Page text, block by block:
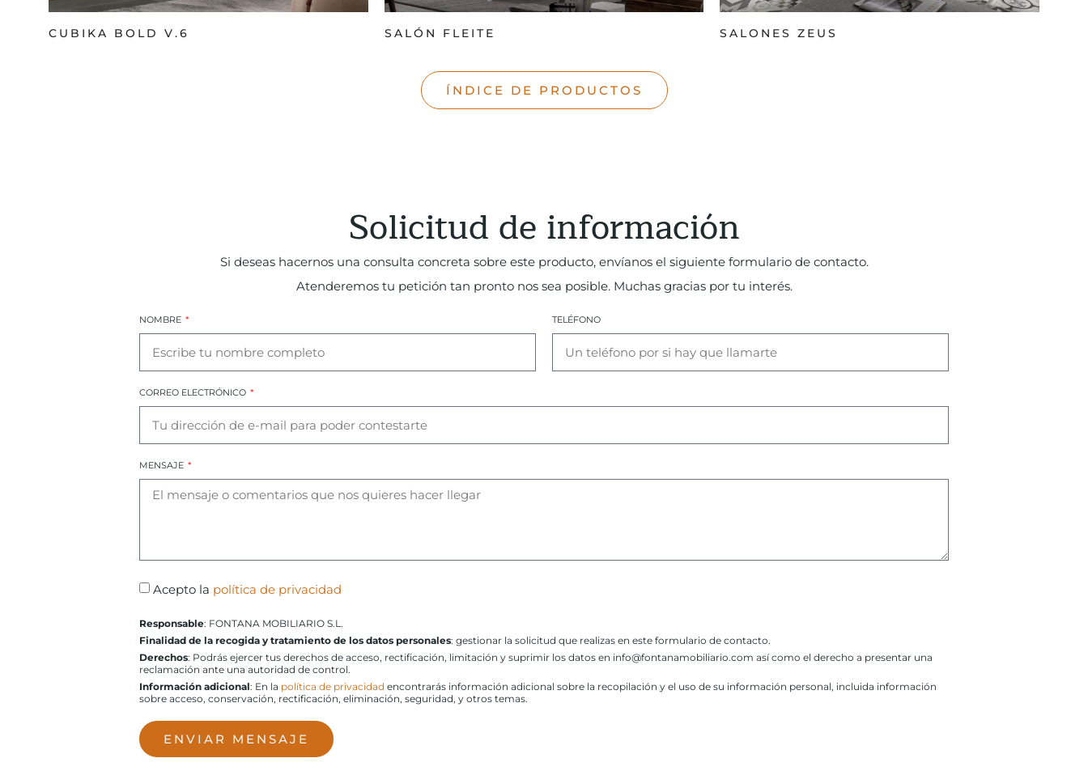
CUBIKA BOLD V.6 SALÓN FLEITE SALONES ZEUS
ÍNDICE DE PRODUCTOS
Solicitud de información
Si deseas hacernos una consulta concreta sobre este producto, envíanos el siguiente formulario de contacto.
Atenderemos tu petición tan pronto nos sea posible. Muchas gracias por tu interés.
NOMBRE TELÉFONO
CORREO ELECTRÓNICO
MENSAJE
Acepto la política de privacidad
Responsable: FONTANA MOBILIARIO S.L.
Finalidad de la recogida y tratamiento de los datos personales: gestionar la solicitud que realizas en este formulario de contacto.
Derechos: Podrás ejercer tus derechos de acceso, rectificación, limitación y suprimir los datos en info@fontanamobiliario.com así como el derecho a presentar una
reclamación ante una autoridad de control.
Información adicional: En la política de privacidad encontrarás información adicional sobre la recopilación y el uso de su información personal, incluida información
sobre acceso, conservación, rectificación, eliminación, seguridad, y otros temas.
ENVIAR MENSAJE